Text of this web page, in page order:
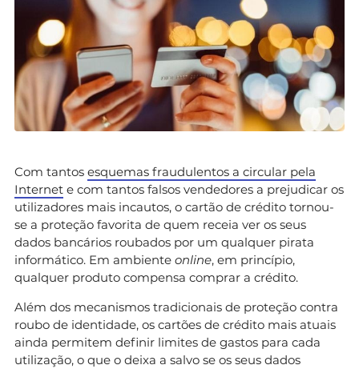
Com tantos esquemas fraudulentos a circular pela
Internet e com tantos falsos vendedores a prejudicar os
utilizadores mais incautos, o cartão de crédito tornou-
se a proteção favorita de quem receia ver os seus
dados bancários roubados por um qualquer pirata
informático. Em ambiente online, em princípio,
qualquer produto compensa comprar a crédito.
Além dos mecanismos tradicionais de proteção contra
roubo de identidade, os cartões de crédito mais atuais
ainda permitem definir limites de gastos para cada
utilização, o que o deixa a salvo se os seus dados